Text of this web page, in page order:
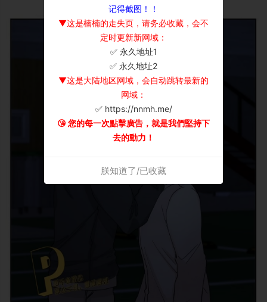
记得截图！！
▼这是楠楠的走失页，请务必收藏，会不
定时更新新网域：
✅ 永久地址1
✅ 永久地址2
▼这是大陆地区网域，会自动跳转最新的
网域：
✅ https://nnmh.me/
😘 您的每一次點擊廣告，就是我們堅持下
去的動力！
朕知道了/已收藏